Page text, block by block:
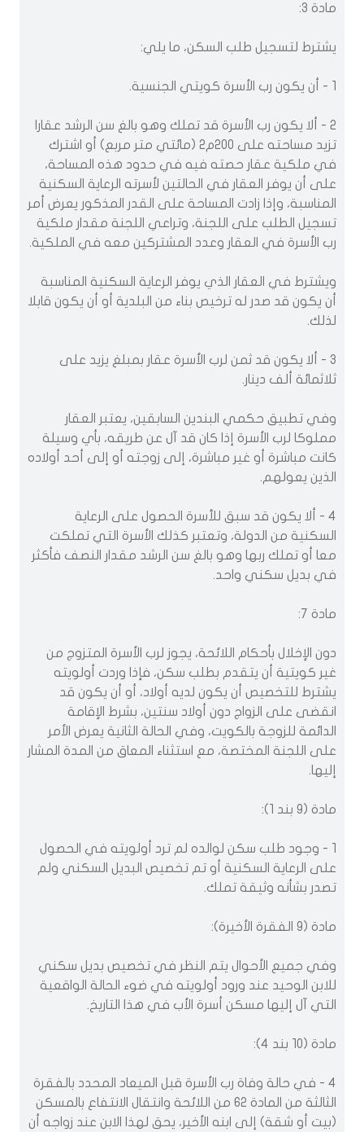
مادة 3:
يشترط لتسجيل طلب السكن، ما يلي:
2 - ألا يكون رب الأسرة قد تملك وهو بالغ سن الرشد عقارا
تزيد مساحته على 200م2 (مائتي متر مربع) أو اشترك
في ملكية عقار حصته فيه في حدود هذه المساحة،
على أن يوفر العقار في الحالتين لأسرته الرعاية السكنية
المناسبة، وإذا زادت المساحة على القدر المذكور يعرض أمر
تسجيل الطلب على اللجنة، وتراعي اللجنة مقدار ملكية
رب الأسرة في العقار وعدد المشتركين معه في الملكية.
ويشترط في العقار الذي يوفر الرعاية السكنية المناسبة
أن يكون قد صدر له ترخيص بناء من البلدية أو أن يكون قابلا
لذلك.
3 - ألا يكون قد ثمن لرب الأسرة عقار بمبلغ يزيد على
ثلاثمائة ألف دينار.
وفي تطبيق حكمي البندين السابقين، يعتبر العقار
مملوكا لرب الأسرة إذا كان قد آل عن طريقه، بأي وسيلة
كانت مباشرة أو غير مباشرة، إلى زوجته أو إلى أحد أولاده
الذين يعولهم.
4 - ألا يكون قد سبق للأسرة الحصول على الرعاية
السكنية من الدولة، وتعتبر كذلك الأسرة التي تملكت
معا أو تملك ربها وهو بالغ سن الرشد مقدار النصف فأكثر
في بديل سكني واحد.
مادة 7:
دون الإخلال بأحكام اللائحة، يجوز لرب الأسرة المتزوج من
غير كويتية أن يتقدم بطلب سكن، فإذا وردت أولويته
يشترط للتخصيص أن يكون لديه أولاد، أو أن يكون قد
انقضى على الزواج دون أولاد سنتين، بشرط الإقامة
الدائمة للزوجة بالكويت، وفي الحالة الثانية يعرض الأمر
على اللجنة المختصة، مع استثناء المعاق من المدة المشار
إليها.
مادة (9 بند 1):
1 - وجود طلب سكن لوالده لم ترد أولويته في الحصول
على الرعاية السكنية أو تم تخصيص البديل السكني ولم
تصدر بشأنه وثيقة تملك.
مادة (9 الفقرة الأخيرة):
وفي جميع الأحوال يتم النظر في تخصيص بديل سكني
للابن الوحيد عند ورود أولويته في ضوء الحالة الواقعية
التي آل إليها مسكن أسرة الأب في هذا التاريخ.
مادة (10 بند 4):
4 - في حالة وفاة رب الأسرة قبل الميعاد المحدد بالفقرة
الثالثة من المادة 62 من اللائحة وانتقال الانتفاع بالمسكن
(بيت أو شقة) إلى ابنه الأخير، يحق لهذا الابن عند زواجه أن